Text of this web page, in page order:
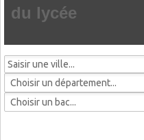
du lycée